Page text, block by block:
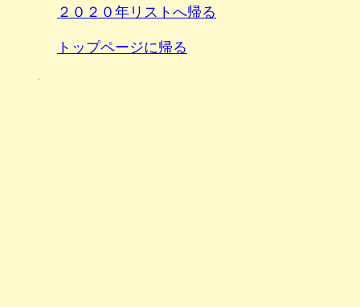
２０２０年リストへ帰る
トップページに帰る